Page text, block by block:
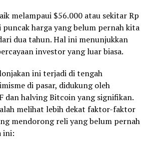
melampaui $56.000 atau sekitar Rp
puncak harga yang belum pernah kita
dua tahun. Hal ini menunjukkan
investor yang luar biasa.
ini terjadi di tengah
di pasar, didukung oleh
dan halving Bitcoin yang signifikan.
melihat lebih dekat faktor-faktor
mendorong reli yang belum pernah
ini: